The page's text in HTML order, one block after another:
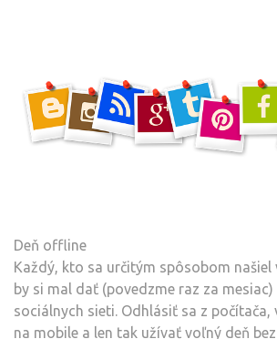
Deň offline
Každý, kto sa určitým spôsobom našiel
by si mal dať (povedzme raz za mesiac)
sociálnych sieti. Odhlásiť sa z počítača,
na mobile a len tak užívať voľný deň